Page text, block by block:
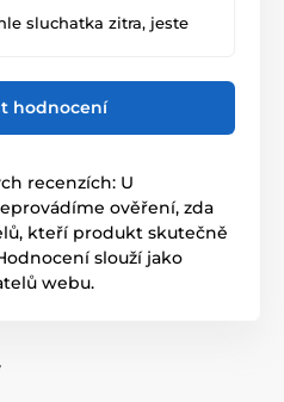
sluchatka zitra, jeste
hodnocení
recenzích: U
ověření, zda
kteří produkt skutečně
slouží jako
webu.